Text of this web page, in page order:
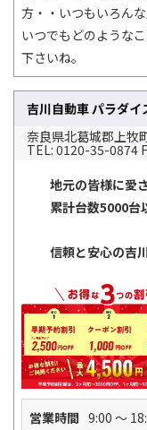
方・・いつもいろん
いつでもどのような
下さいね。
吉川自動車 パラダイ
奈良県北葛城郡上牧
TEL: 0120-35-0874
地元の皆様に愛
累計台数5000台
信頼と安心の吉
営業時間 9:00 ～